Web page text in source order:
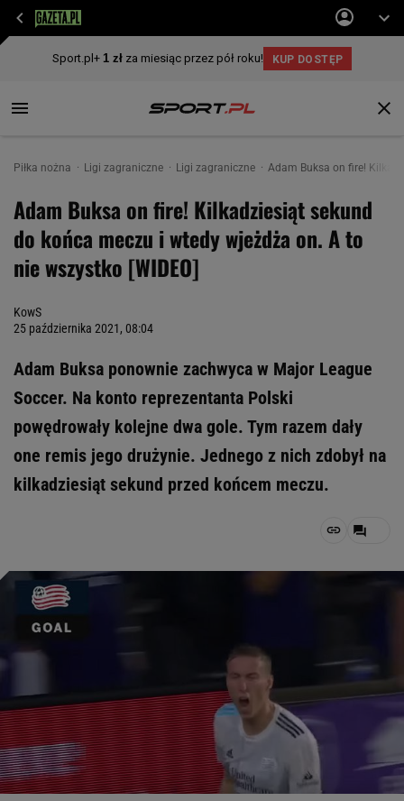
Piłka nożna Ligi zagraniczne Ligi zagraniczne Adam Buksa on fire!
Adam Buksa on fire! Kilkadziesiąt sekund
do końca meczu i wtedy wjeżdża on. A to
nie wszystko [WIDEO]
KowS
25 października 2021, 08:04
Adam Buksa ponownie zachwyca w Major League
Soccer. Na konto reprezentanta Polski
powędrowały kolejne dwa gole. Tym razem dały
one remis jego drużynie. Jednego z nich zdobył na
kilkadziesiąt sekund przed końcem meczu.